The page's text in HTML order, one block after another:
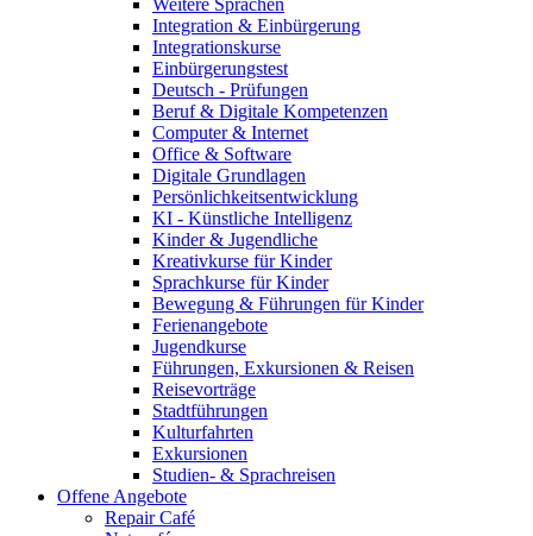
Weitere Sprachen
Integration & Einbürgerung
Integrationskurse
Einbürgerungstest
Deutsch - Prüfungen
Beruf & Digitale Kompetenzen
Computer & Internet
Office & Software
Digitale Grundlagen
Persönlichkeitsentwicklung
KI - Künstliche Intelligenz
Kinder & Jugendliche
Kreativkurse für Kinder
Sprachkurse für Kinder
Bewegung & Führungen für Kinder
Ferienangebote
Jugendkurse
Führungen, Exkursionen & Reisen
Reisevorträge
Stadtführungen
Kulturfahrten
Exkursionen
Studien- & Sprachreisen
Offene Angebote
Repair Café